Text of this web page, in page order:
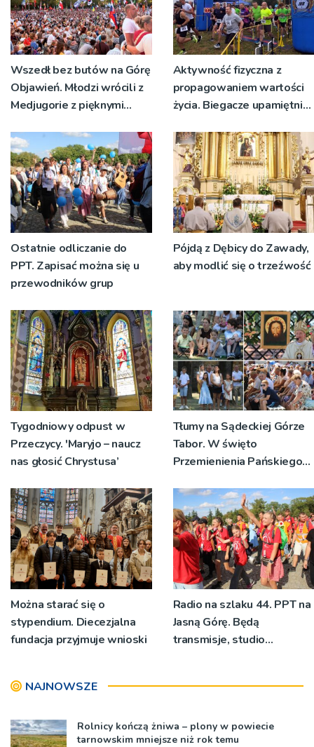
Wszedł bez butów na Górę
Objawień. Młodzi wrócili z
Medjugorie z pięknymi
Aktywność fizyczna z
propagowaniem wartości
życia. Biegacze upamiętnili
Ostatnie odliczanie do
PPT. Zapisać można się u
przewodników grup
Pójdą z Dębicy do Zawady,
aby modlić się o trzeźwość
Tygodniowy odpust w
Przeczycy. 'Maryjo – naucz
nas głosić Chrystusa’
Tłumy na Sądeckiej Górze
Tabor. W święto
Przemienienia Pańskiego
znaczeniu Sakramentów
[ZDJĘCIA]
Można starać się o
stypendium. Diecezjalna
fundacja przyjmuje wnioski
Radio na szlaku 44. PPT na
Jasną Górę. Będą
transmisje, studio
NAJNOWSZE
Rolnicy kończą żniwa – plony w powiecie
tarnowskim mniejsze niż rok temu